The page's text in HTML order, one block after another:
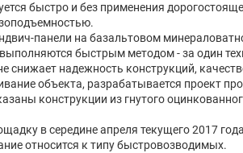
быстро и без применения
панели на базальтовом
быстрым методом - за один
надежность конструкций,
объекта, разрабатывается проект
конструкции из гнутого
в середине апреля текущего 2017
относится к типу быстровозводимых.